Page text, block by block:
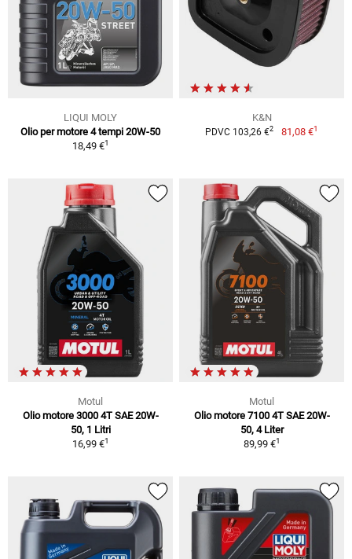
LIQUI MOLY
Olio per motore 4 tempi 20W-50
18,49 €1
K&N
PDVC 103,26 €2 81,08 €1
Motul
Olio motore 3000 4T SAE 20W-
50, 1 Litri
16,99 €1
Motul
Olio motore 7100 4T SAE 20W-
50, 4 Liter
89,99 €1